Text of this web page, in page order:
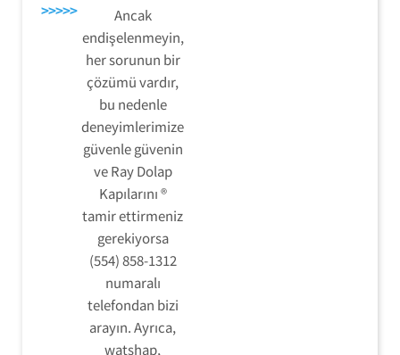
>>>>>
Ancak
endişelenmeyin,
her sorunun bir
çözümü vardır,
bu nedenle
deneyimlerimize
güvenle güvenin
ve Ray Dolap
Kapılarını ®
tamir ettirmeniz
gerekiyorsa
(554) 858-1312
numaralı
telefondan bizi
arayın. Ayrıca,
watshap,